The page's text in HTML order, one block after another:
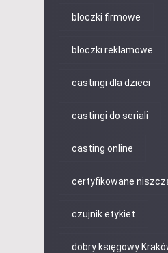
bloczki firmowe
bloczki reklamowe
castingi dla dzieci
castingi do seriali
casting online
certyfikowane
czujnik etykiet
dobry księgowy